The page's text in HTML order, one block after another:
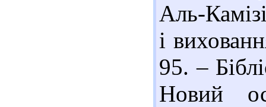
Аль-
і
95. –
Новий